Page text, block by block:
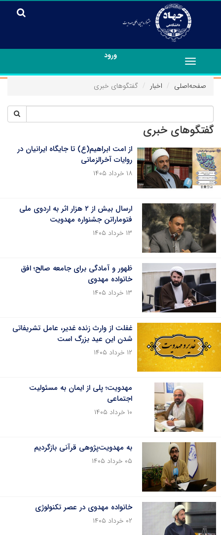
ورود
Toggle
navigation
صفحه‌اصلی
اخبار گفتگوهای خبری
گفتگوهای خبری
از امت ابراهیم(ع) تا جایگاه ایرانیان در
روایات آخرالزمانی
۱۸ خرداد ۱۴۰۵
ارسال بیش از ۲ هزار اثر به اردوی ملی
فتوماراتن جشنواره مهدویت
۱۳ خرداد ۱۴۰۵
ظهور و آمادگی برای جامعه صالح؛ افق
خانواده مهدوی
۱۳ خرداد ۱۴۰۵
غفلت از وارث زنده غدیر، عامل تشریفاتی
شدن این عید بزرگ است
۱۲ خرداد ۱۴۰۵
مهدویت؛ پلی از ایمان به مسئولیت
اجتماعی
۱۰ خرداد ۱۴۰۵
به مهدویت‌پژوهی قرآنی بازگردیم
۰۵ خرداد ۱۴۰۵
خانواده مهدوی در عصر تکنولوژی
۰۲ خرداد ۱۴۰۵